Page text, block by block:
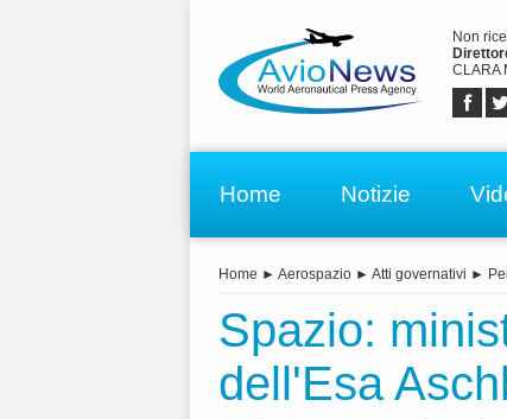
Non
CLARA
Home Notizie
Home ► Aerospazio ► Atti governativi ►
Spazio:
dell'Esa